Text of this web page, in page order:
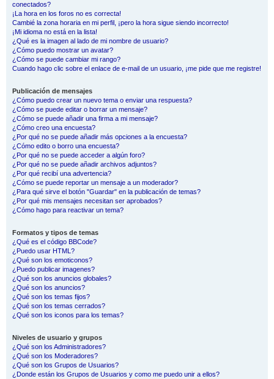
conectados?
¡La hora en los foros no es correcta!
Cambié la zona horaria en mi perfil, ¡pero la hora sigue siendo incorrecto!
¡Mi idioma no está en la lista!
¿Qué es la imagen al lado de mi nombre de usuario?
¿Cómo puedo mostrar un avatar?
¿Cómo se puede cambiar mi rango?
Cuando hago clic sobre el enlace de e-mail de un usuario, ¡me pide que me registre!
Publicación de mensajes
¿Cómo puedo crear un nuevo tema o enviar una respuesta?
¿Cómo se puede editar o borrar un mensaje?
¿Cómo se puede añadir una firma a mi mensaje?
¿Cómo creo una encuesta?
¿Por qué no se puede añadir más opciones a la encuesta?
¿Cómo edito o borro una encuesta?
¿Por qué no se puede acceder a algún foro?
¿Por qué no se puede añadir archivos adjuntos?
¿Por qué recibí una advertencia?
¿Cómo se puede reportar un mensaje a un moderador?
¿Para qué sirve el botón "Guardar" en la publicación de temas?
¿Por qué mis mensajes necesitan ser aprobados?
¿Cómo hago para reactivar un tema?
Formatos y tipos de temas
¿Qué es el código BBCode?
¿Puedo usar HTML?
¿Qué son los emoticonos?
¿Puedo publicar imagenes?
¿Qué son los anuncios globales?
¿Qué son los anuncios?
¿Qué son los temas fijos?
¿Qué son los temas cerrados?
¿Qué son los iconos para los temas?
Niveles de usuario y grupos
¿Qué son los Administradores?
¿Qué son los Moderadores?
¿Qué son los Grupos de Usuarios?
¿Donde están los Grupos de Usuarios y como me puedo unir a ellos?